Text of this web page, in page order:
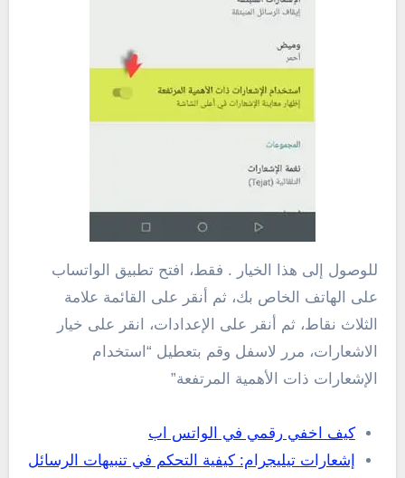
للوصول إلى هذا الخيار . فقط، افتح تطبيق الواتساب
على الهاتف الخاص بك، ثم أنقر على القائمة علامة
الثلاث نقاط، ثم أنقر على الإعدادات، انقر على خيار
الاشعارات، مرر لاسفل وقم بتعطيل “استخدام
الإشعارات ذات الأهمية المرتفعة”
كيف اخفي رقمي في الواتس اب
إشعارات تيليجرام: كيفية التحكم في تنبيهات الرسائل